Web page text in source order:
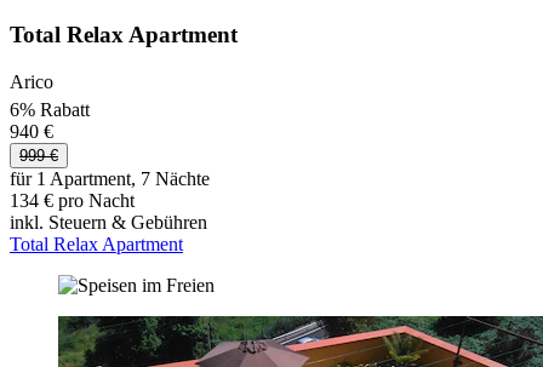
Total Relax Apartment
Arico
6% Rabatt
940 €
999 €
für 1 Apartment, 7 Nächte
134 € pro Nacht
inkl. Steuern & Gebühren
Total Relax Apartment